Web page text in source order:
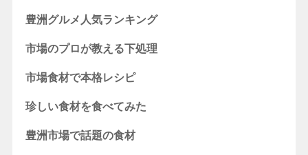
豊洲グルメ人気ランキング
市場のプロが教える下処理
市場食材で本格レシピ
珍しい食材を食べてみた
豊洲市場で話題の食材